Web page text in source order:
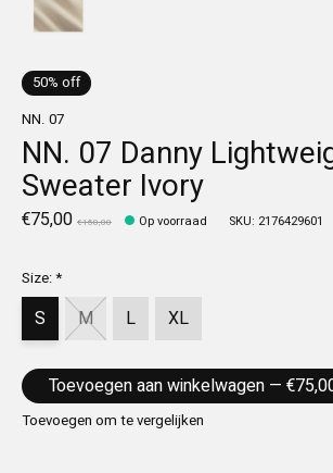
50% off
NN. 07
NN. 07 Danny
Sweater Ivory
€75,00 €150,00 Op voorraad SKU: 2176429601
Size:*
S M L XL
Toevoegen aan winkelwagen —
Toevoegen om te vergelijken